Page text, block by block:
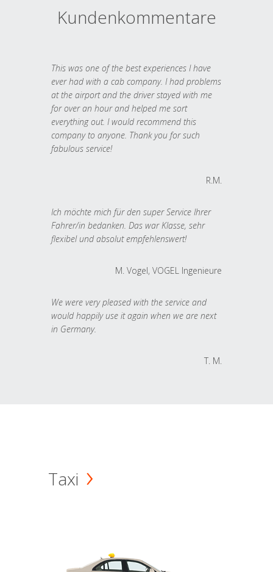
Kundenkommentare
This was one of the best experiences I have
ever had with a cab company. I had problems
at the airport and the driver stayed with me
for over an hour and helped me sort
everything out. I would recommend this
company to anyone. Thank you for such
fabulous service!
R.M.
Ich möchte mich für den super Service Ihrer
Fahrer/in bedanken. Das war Klasse, sehr
flexibel und absolut empfehlenswert!
M. Vogel, VOGEL Ingenieure
We were very pleased with the service and
would happily use it again when we are next
in Germany.
T. M.
Taxi